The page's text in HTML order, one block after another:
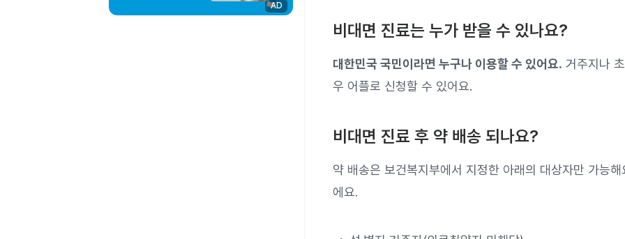
AD
비대면 진료는 누가 받을 수 있나요?
대한민국 국민이라면 누구나 이용할 수 있어요. 거주지나
우 어플로 신청할 수 있어요.
비대면 진료 후 약 배송 되나요?
약 배송은 보건복지부에서 지정한 아래의 대상자만 가능
에요.